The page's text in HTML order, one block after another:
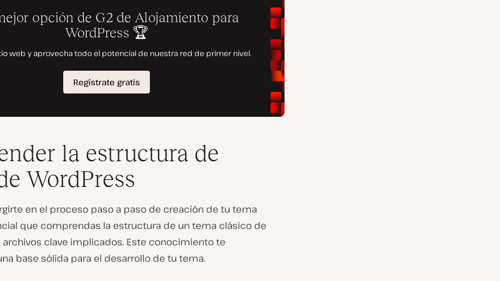
la estructura de
WordPress
en el proceso paso a paso de creación de tu tema
que comprendas la estructura de un tema clásico de
archivos clave implicados. Este conocimiento te
base sólida para el desarrollo de tu tema.